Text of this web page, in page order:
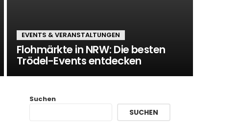
EVENTS & VERANSTALTUNGEN
Flohmärkte in NRW: Die besten
Trödel-Events entdecken
Suchen
SUCHEN